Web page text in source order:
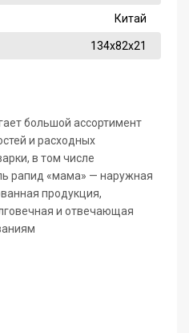
Китай
134х82х21
большой ассортимент
и расходных
в том числе
рапид «мама» — наружная
продукция,
и отвечающая